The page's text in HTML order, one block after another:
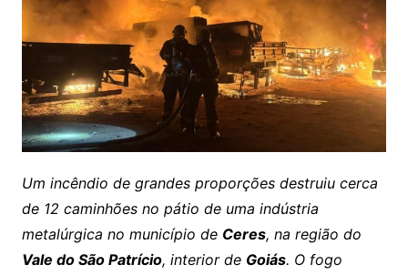
Um incêndio de grandes proporções destruiu cerca
de 12 caminhões no pátio de uma indústria
metalúrgica no município de Ceres, na região do
Vale do São Patrício, interior de Goiás. O fogo